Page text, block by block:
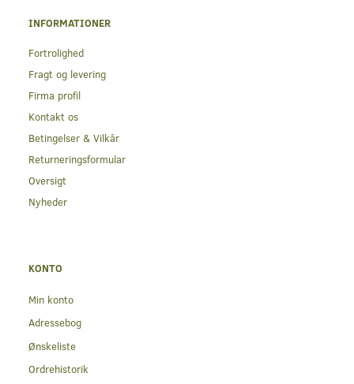
INFORMATIONER
Fortrolighed
Fragt og levering
Firma profil
Kontakt os
Betingelser & Vilkår
Returneringsformular
Oversigt
Nyheder
KONTO
Min konto
Adressebog
Ønskeliste
Ordrehistorik